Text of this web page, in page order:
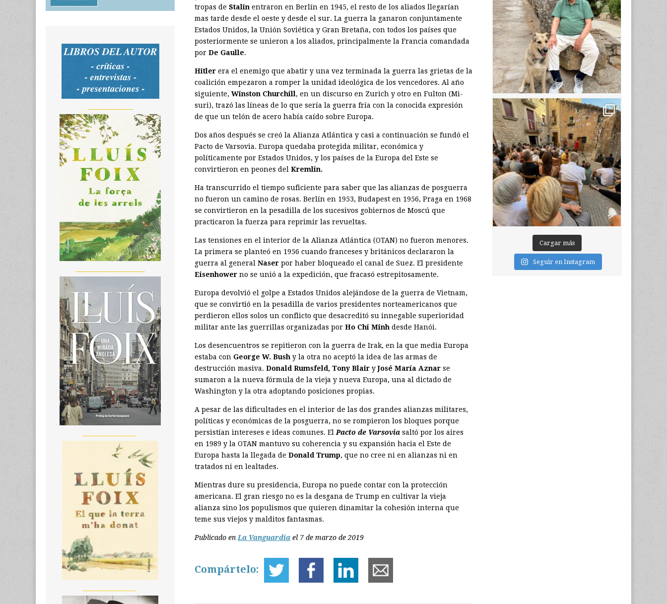
tropas de Stalin entraron en Berlín en 1945, el resto de los aliados llegarían
mas tarde desde el oeste y desde el sur. La guerra la ganaron conjuntamente
Estados Unidos, la Unión Soviética y Gran Bretaña, con todos los países que
posteriormente se unieron a los aliados, principalmente la Francia comandada
por De Gaulle.
Hitler era el enemigo que abatir y una vez terminada la guerra las grietas de la
coalición empezaron a romper la unidad ideológica de los vencedores. Al año
siguiente, Winston Churchill, en un discurso en Zurich y otro en Fulton (Mi­
suri), trazó las líneas de lo que sería la guerra fría con la conocida expresión
de que un telón de acero había caído sobre Europa.
Dos años después se creó la Alianza Atlántica y casi a continuación se fundó el
Pacto de Varsovia. Europa quedaba protegida militar, económica y
políticamente por Estados Unidos, y los países de la Europa del Este se
convirtieron en peones del Kremlin.
Ha transcurrido el tiempo suficiente para saber que las alianzas de posguerra
no fueron un camino de rosas. Berlín en 1953, Budapest en 1956, Praga en 1968
se convirtieron en la pesadilla de los sucesivos gobiernos de Moscú que
practicaron la fuerza para reprimir las revueltas.
Las tensiones en el interior de la Alianza Atlántica (OTAN) no fueron menores.
La primera se planteó en 1956 cuando franceses y británicos declararon la
guerra al general Naser por haber bloqueado el canal de Suez. El presidente
Eisenhower no se unió a la expedición, que fracasó estrepitosamente.
Europa devolvió el golpe a Estados Unidos alejándose de la guerra de Vietnam,
que se convirtió en la pesadilla de varios presidentes norteamericanos que
perdieron ellos solos un conflicto que desacreditó su innegable superioridad
militar ante las guerrillas organizadas por Ho Chi Minh desde Hanói.
Los desencuentros se repitieron con la guerra de Irak, en la que media Europa
estaba con George W. Bush y la otra no aceptó la idea de las armas de
destrucción masiva. Donald Rumsfeld, Tony Blair yJosé María Aznar se
sumaron a la nueva fórmula de la vieja y nueva Europa, una al dictado de
Washington y la otra adoptando posiciones propias.
A pesar de las dificultades en el interior de las dos grandes alianzas militares,
políticas y económicas de la posguerra, no se rompieron los bloques porque
persistían intereses e ideas comunes. El Pacto de Varsovia saltó por los aires
en 1989 y la OTAN mantuvo su coherencia y su expansión hacia el Este de
Europa hasta la llegada de Donald Trump, que no cree ni en alianzas ni en
tratados ni en lealtades.
Mientras dure su presidencia, Europa no puede contar con la protección
americana. El gran riesgo no es la desgana de Trump en cultivar la vieja
alianza sino los populismos que quieren dinamitar la cohesión interna que
teme sus viejos y malditos fantasmas.
Publicado en La Vanguardia el 7 de marzo de 2019
Compártelo:
Cargar más
Seguir en Instagram